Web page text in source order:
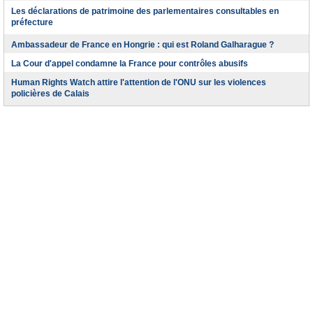
Les déclarations de patrimoine des parlementaires consultables en
préfecture
Ambassadeur de France en Hongrie : qui est Roland Galharague ?
La Cour d'appel condamne la France pour contrôles abusifs
Human Rights Watch attire l'attention de l'ONU sur les violences
policières de Calais